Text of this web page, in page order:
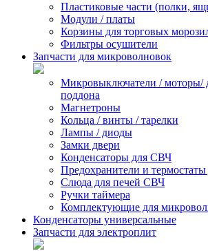
Пластиковые части (полки,
Модули / платы
Корзины для торговых
Фильтры осушители
Запчасти для микроволновок
Микровыключатели / моторы/
поддона
Магнетроны
Кольца / винты / тарелки
Лампы / диоды
Замки двери
Конденсаторы для СВЧ
Предохранители и
Слюда для печей СВЧ
Ручки таймера
Комплектующие для
Конденсаторы универсальные
Запчасти для электроплит